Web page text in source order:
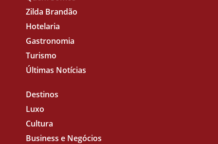
Zilda Brandão
Hotelaria
Gastronomia
Turismo
Últimas Notícias
Destinos
Luxo
Cultura
Business e Negócios